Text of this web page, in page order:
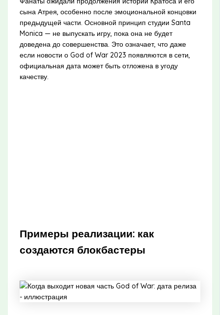
сына Атрея, особенно после эмоциональной концовки
предыдущей части. Основной принцип студии Santa
Monica — не выпускать игру, пока она не будет
доведена до совершенства. Это означает, что даже
если новости о God of War 2023 появляются в сети,
официальная дата может быть отложена в угоду
качеству.
Примеры реализации: как
создаются блокбастеры